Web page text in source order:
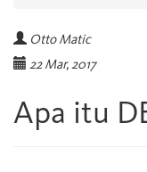
Otto Matic
22 Mar, 2017
Apa itu